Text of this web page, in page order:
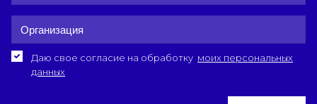
Даю свое согласие на обработку моих персональных
данных